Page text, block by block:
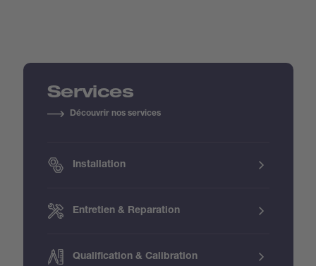
Services
Découvrir nos services
Installation
Entretien & Reparation
Qualification & Calibration